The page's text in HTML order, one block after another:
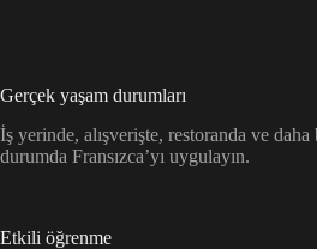
Gerçek yaşam durumları
İş yerinde, alışverişte, restoranda ve
durumda Fransızca’yı uygulayın.
Etkili öğrenme